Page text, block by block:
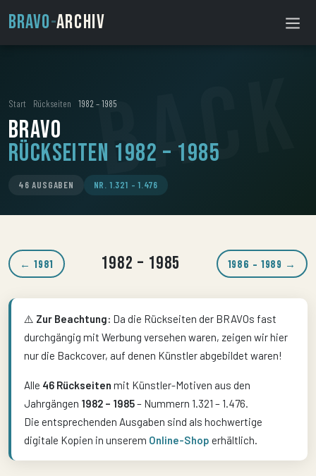
BRAVO-ARCHIV
Start Rückseiten 1982 – 1985
BRAVO
Rückseiten 1982 – 1985
46 AUSGABEN NR. 1.321 – 1.476
← 1981 1982 – 1985 1986 – 1989 →
⚠️ Zur Beachtung: Da die Rückseiten der BRAVOs fast
durchgängig mit Werbung versehen waren, zeigen wir hier
nur die Backcover, auf denen Künstler abgebildet waren!
Alle 46 Rückseiten mit Künstler-Motiven aus den
Jahrgängen 1982 – 1985– Nummern 1.321 – 1.476.
Die entsprechenden Ausgaben sind als hochwertige
digitale Kopien in unserem Online-Shop erhältlich.